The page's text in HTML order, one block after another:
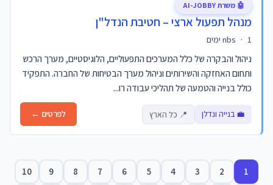
מנהל תפעול ארצי – חטיבת הנדל"ן
nbs · 1 ימים
ניהול והבקרה של כלל המערכים התפעוליים, הלוגיסטיים, מערך הרכש
ותחום האחזקה והשירותים וניהול מערך הבטיחות של החברה. התפקיד
כולל בנייה והטמעה של תהליכי עבודה רו...
💼 בנייה ונדלן 📍 כל הארץ לפרטים ←
🤖 משרת AI-JOBBY
1
2
3
4
5
6
7
8
9
10